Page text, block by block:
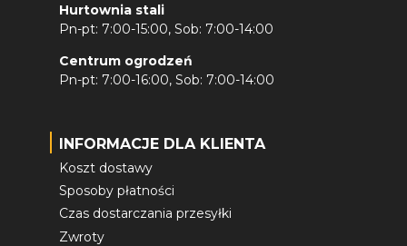
Hurtownia stali
Pn-pt: 7:00-15:00, Sob: 7:00-14:00
Centrum ogrodzeń
Pn-pt: 7:00-16:00, Sob: 7:00-14:00
INFORMACJE DLA KLIENTA
Koszt dostawy
Sposoby płatności
Czas dostarczania przesyłki
Zwroty